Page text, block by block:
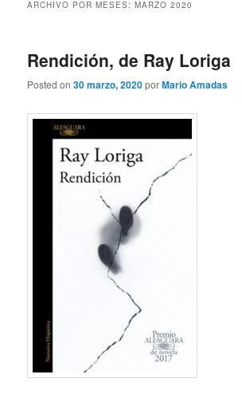
ARCHIVO POR MESES:MARZO 2020
Rendición, de Ray Loriga
Posted on30 marzo, 2020porMario Amadas